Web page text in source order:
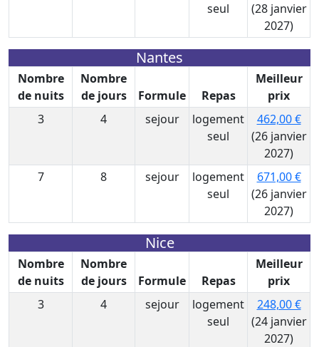
seul
(28 janvier
2027)
Nantes
Nombre
de nuits
Nombre
de jours
Formule Repas
Meilleur
prix
3
4 sejour
logement
seul
462,00 €
(26 janvier
2027)
7
8 sejour
logement
seul
671,00 €
(26 janvier
2027)
Nice
Nombre
de nuits
Nombre
de jours
Formule Repas
Meilleur
prix
3
4 sejour
logement
seul
248,00 €
(24 janvier
2027)